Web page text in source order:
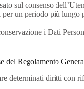
sul consenso
un periodo più lungo
i Dati
del Regolamento
determinati diritti con